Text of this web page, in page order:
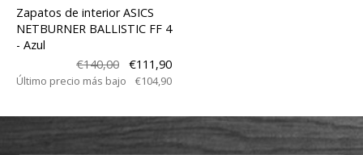
Zapatos de interior ASICS
NETBURNER BALLISTIC FF 4
- Azul
€140,00
€111,90
Último precio más bajo €104,90